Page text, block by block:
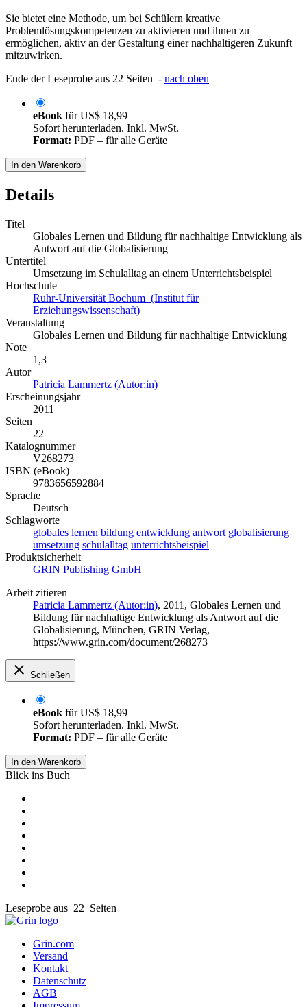
Sie bietet eine Methode, um bei Schülern kreative
Problemlösungskompetenzen zu aktivieren und ihnen zu
ermöglichen, aktiv an der Gestaltung einer nachhaltigeren Zukunft
mitzuwirken.
Ende der Leseprobe aus 22 Seiten - nach oben
eBook fürUS$ 18,99
Sofort herunterladen. Inkl. MwSt.
Format: PDF – für alle Geräte
In den Warenkorb
Details
Titel
Globales Lernen und Bildung für nachhaltige Entwicklung als
Antwort auf die Globalisierung
Untertitel
Umsetzung im Schulalltag an einem Unterrichtsbeispiel
Hochschule
Ruhr-Universität Bochum (Institut für
Erziehungswissenschaft)
Veranstaltung
Globales Lernen und Bildung für nachhaltige Entwicklung
Note
1,3
Autor
Patricia Lammertz (Autor:in)
Erscheinungsjahr
2011
Seiten
22
Katalognummer
V268273
ISBN (eBook)
9783656592884
Sprache
Deutsch
Schlagworte
globales lernen bildung entwicklung antwort globalisierung
umsetzung schulalltag unterrichtsbeispiel
Produktsicherheit
GRIN Publishing GmbH
Arbeit zitieren
Patricia Lammertz (Autor:in), 2011, Globales Lernen und
Bildung für nachhaltige Entwicklung als Antwort auf die
Globalisierung, München, GRIN Verlag,
https://www.grin.com/document/268273
Schließen
eBook fürUS$ 18,99
Sofort herunterladen. Inkl. MwSt.
Format: PDF – für alle Geräte
In den Warenkorb
Blick ins Buch
Leseprobe aus 22 Seiten
Grin.com
Versand
Kontakt
Datenschutz
AGB